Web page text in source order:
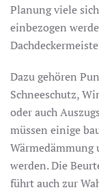
Planung viele
einbezogen
Dazu gehören
Schneeschutz,
oder auch
müssen einige
Wärmedämmung
werden. Die
führt auch zur